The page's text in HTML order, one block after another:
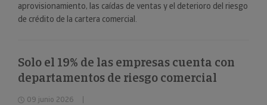
aprovisionamiento, las caídas de ventas y el deterioro del riesgo
de crédito de la cartera comercial.
Solo el 19% de las empresas cuenta con
departamentos de riesgo comercial
09 junio 2026